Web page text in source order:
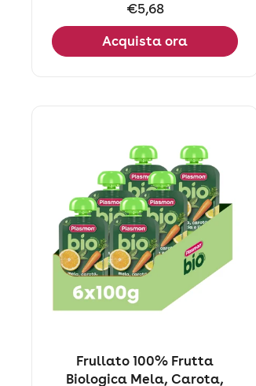
Prezzo:
€5,68
Acquista ora
Frullato 100% Frutta
Biologica Mela, Carota,